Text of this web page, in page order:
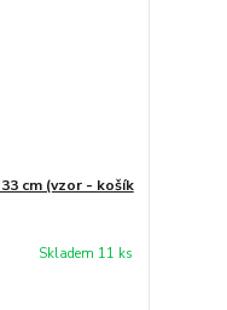
cm (vzor - košík
Skladem 11 ks